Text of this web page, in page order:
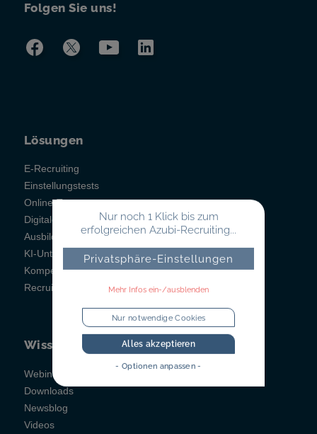
Folgen Sie uns!
Lösungen
E-Recruiting
Einstellungstests
Online-Testsystem
Digitales Berichtsheft
Ausbildungsmanagement
KI-Unterstützung
Kompetenzfeststellung
Recruitainment
Wissen
Webinare
Downloads
Newsblog
Videos
Nur noch 1 Klick bis zum
erfolgreichen Azubi-Recruiting...
Privatsphäre-Einstellungen
Mehr Infos ein-/ausblenden
Nur notwendige Cookies
Alles akzeptieren
- Optionen anpassen -